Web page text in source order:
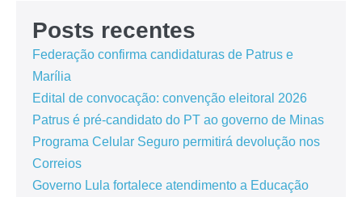
Posts recentes
Federação confirma candidaturas de Patrus e
Marília
Edital de convocação: convenção eleitoral 2026
Patrus é pré-candidato do PT ao governo de Minas
Programa Celular Seguro permitirá devolução nos
Correios
Governo Lula fortalece atendimento a Educação